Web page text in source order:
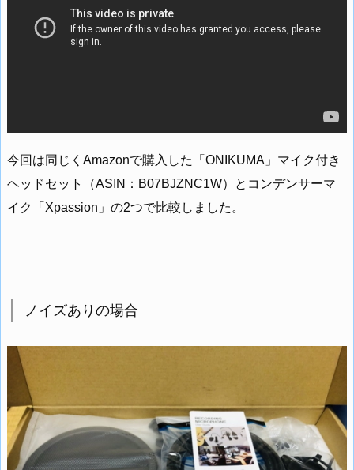
今回は同じくAmazonで購入した「ONIKUMA」マイク付き
ヘッドセット（ASIN：B07BJZNC1W）とコンデンサーマ
イク「Xpassion」の2つで比較しました。
ノイズありの場合